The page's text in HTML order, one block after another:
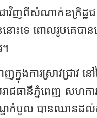
វិញពីសំណាក់ឧក្រិដ្ឋជ
ទេ ពោលរូបគេបានរ
ក្នុងការស្រាវជ្រាវ
លរាជធានីភ្នំពេញ សហ
ឌកំបូល បានឈានដល់កា